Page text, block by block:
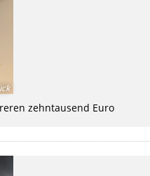
zehntausend Euro